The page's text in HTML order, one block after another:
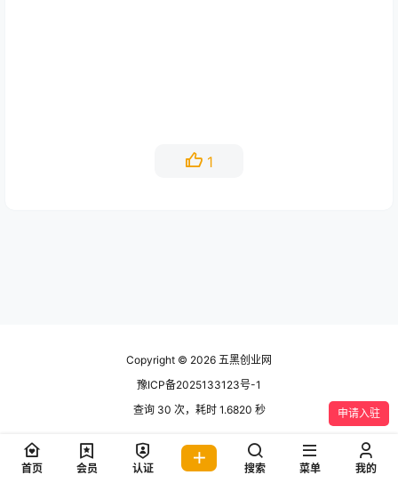
1
Copyright © 2026 五黑创业网
豫ICP备2025133123号-1
查询 30 次，耗时 1.6820 秒
申请入驻
首页 会员 认证 搜索 菜单 我的